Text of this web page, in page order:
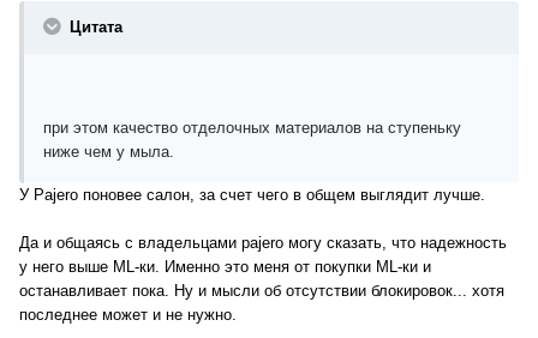
Цитата
при этом качество отделочных материалов на ступеньку
ниже чем у мыла.
У Pajero поновее салон, за счет чего в общем выглядит лучше.
Да и общаясь с владельцами pajero могу сказать, что надежность
у него выше ML-ки. Именно это меня от покупки ML-ки и
останавливает пока. Ну и мысли об отсутствии блокировок... хотя
последнее может и не нужно.